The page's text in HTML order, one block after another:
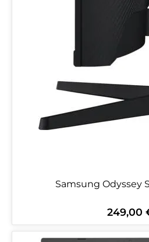
Samsung Odyssey
Regulärer
249,00